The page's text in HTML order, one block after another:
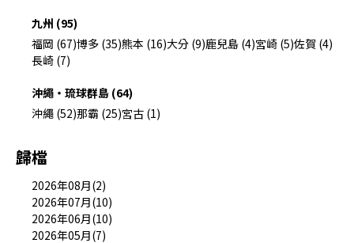
九州 (95)
福岡 (67)博多 (35)熊本 (16)大分 (9)鹿兒島 (4)宮崎 (5)佐賀 (4)
長崎 (7)
沖繩・琉球群島 (64)
沖繩 (52)那霸 (25)宮古 (1)
歸檔
2026年08月(2)
2026年07月(10)
2026年06月(10)
2026年05月(7)